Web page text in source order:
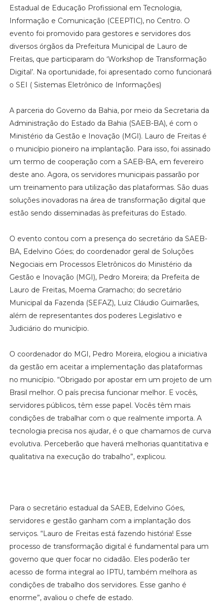
Estadual de Educação Profissional em Tecnologia,
Informação e Comunicação (CEEPTIC), no Centro. O
evento foi promovido para gestores e servidores dos
diversos órgãos da Prefeitura Municipal de Lauro de
Freitas, que participaram do ‘Workshop de Transformação
Digital’. Na oportunidade, foi apresentado como funcionará
o SEI ( Sistemas Eletrônico de Informações)
A parceria do Governo da Bahia, por meio da Secretaria da
Administração do Estado da Bahia (SAEB-BA), é com o
Ministério da Gestão e Inovação (MGI). Lauro de Freitas é
o município pioneiro na implantação. Para isso, foi assinado
um termo de cooperação com a SAEB-BA, em fevereiro
deste ano. Agora, os servidores municipais passarão por
um treinamento para utilização das plataformas. São duas
soluções inovadoras na área de transformação digital que
estão sendo disseminadas às prefeituras do Estado.
O evento contou com a presença do secretário da SAEB-
BA, Edelvino Góes; do coordenador geral de Soluções
Negociais em Processos Eletrônicos do Ministério da
Gestão e Inovação (MGI), Pedro Moreira; da Prefeita de
Lauro de Freitas, Moema Gramacho; do secretário
Municipal da Fazenda (SEFAZ), Luiz Cláudio Guimarães,
além de representantes dos poderes Legislativo e
Judiciário do município.
O coordenador do MGI, Pedro Moreira, elogiou a iniciativa
da gestão em aceitar a implementação das plataformas
no município. “Obrigado por apostar em um projeto de um
Brasil melhor. O país precisa funcionar melhor. E vocês,
servidores públicos, têm esse papel. Vocês têm mais
condições de trabalhar com o que realmente importa. A
tecnologia precisa nos ajudar, é o que chamamos de curva
evolutiva. Perceberão que haverá melhorias quantitativa e
qualitativa na execução do trabalho”, explicou.
Para o secretário estadual da SAEB, Edelvino Góes,
servidores e gestão ganham com a implantação dos
serviços. “Lauro de Freitas está fazendo história! Esse
processo de transformação digital é fundamental para um
governo que quer focar no cidadão. Eles poderão ter
acesso de forma integral ao IPTU, também melhora as
condições de trabalho dos servidores. Esse ganho é
enorme”, avaliou o chefe de estado.